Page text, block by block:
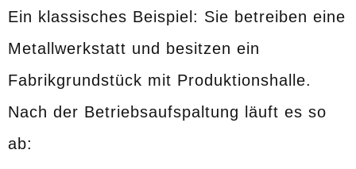
Ein klassisches Beispiel: Sie betreiben eine
Metallwerkstatt und besitzen ein
Fabrikgrundstück mit Produktionshalle.
Nach der Betriebsaufspaltung läuft es so
ab: